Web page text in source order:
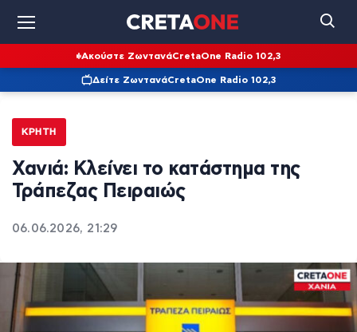
Ακούστε ΖωντανάCretaOne Radio 102,3
Δείτε ΖωντανάCretaOne Radio 102,3
ΚΡΉΤΗ
Χανιά: Κλείνει το κατάστημα της
Τράπεζας Πειραιώς
06.06.2026, 21:29